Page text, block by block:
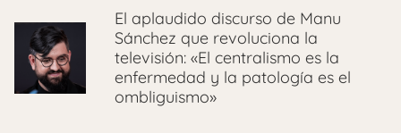
El aplaudido discurso de Manu
Sánchez que revoluciona la
televisión: «El centralismo es la
enfermedad y la patología es el
ombliguismo»